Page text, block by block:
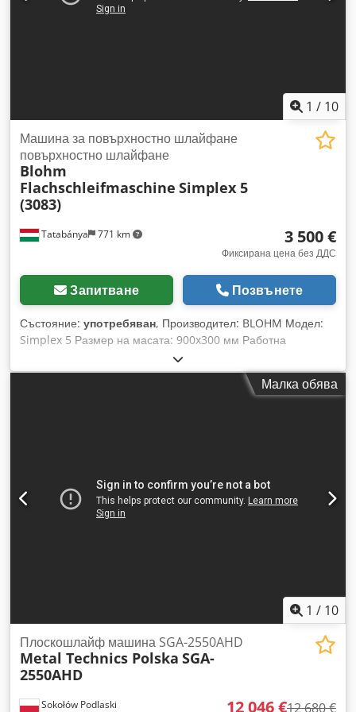
1 / 10
Tatabánya 771 km
Машина за повърхностно шлайфане
повърхностно шлайфане
Blohm
Flachschleifmaschine Simplex 5
(3083)
3 500 €
Фиксирана цена без ДДС
Запитване Позвънете
Състояние: употребяван, Производител: BLOHM Модел:
Simplex 5 Размер на масата: 900x300 мм Работна
дължина: 600x300 мм Dkjdpsvtyxuefx Ah Ior Без магнитна
маса!
Малка обява
1 / 10
Sokołów Podlaski
Плоскошлайф машина SGA-2550AHD
Metal Technics Polska SGA-
2550AHD
12 046 €12 680 €